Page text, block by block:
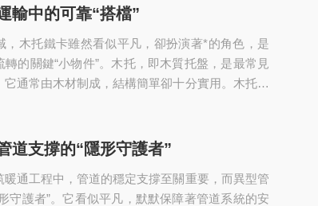
是優秀的隔熱材料，能夠有效阻止管道內介質與
；在制冷管...
輸中的可靠“搭檔”
，木托鐵卡雖然看似平凡，卻扮演著*的角色，是
的關鍵“小物件”。木托，即木質托盤，是最常見
通常由木材制成，結構簡單卻十分實用。木托具
物受到的震動和沖擊力，減少貨物因顛簸而受損
規格的木托...
道支撐的“隱形守護者”
通工程中，管道的穩定支撐至關重要，而異型管
守護者”。它看似平凡，默默保障著管道系統的安